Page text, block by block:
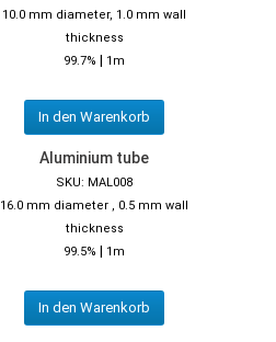
10.0 mm diameter, 1.0 mm wall
thickness
99.7% | 1m
In den Warenkorb
Aluminium tube
SKU: MAL008
16.0 mm diameter , 0.5 mm wall
thickness
99.5% | 1m
In den Warenkorb